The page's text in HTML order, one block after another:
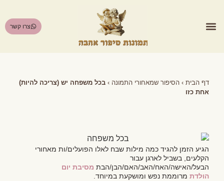
צרו קשר
דף הבית › הסיפור שמאחורי התמונה › בכל משפחה יש (צריכה להיות)
אחת כזו
הגיע הזמן להגיד כמה מילות שבח לאלו הפועלים/ות מאחורי
הקלעים, בשביל לארגן עבור
הבעל/האישה/האח/האב/האם/הבן/הבת מסיבת יום
הולדת מרוממת נפש ומושקעת במיוחד.